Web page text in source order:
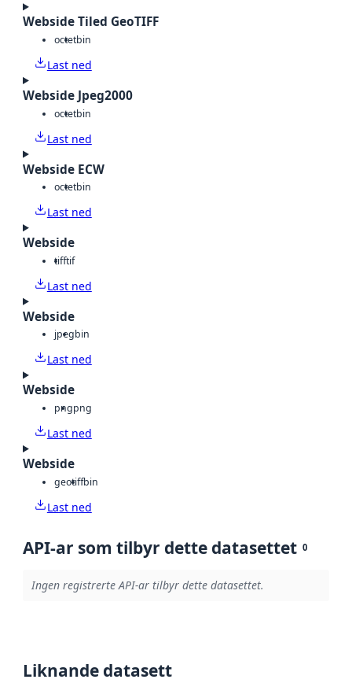
Webside Tiled GeoTIFF
octetbin
Last ned
Webside Jpeg2000
octetbin
Last ned
Webside ECW
octetbin
Last ned
Webside
tifftif
Last ned
Webside
jpegbin
Last ned
Webside
pngpng
Last ned
Webside
geotiffbin
Last ned
API-ar som tilbyr dette datasettet 0
Ingen registrerte API-ar tilbyr dette datasettet.
Liknande datasett